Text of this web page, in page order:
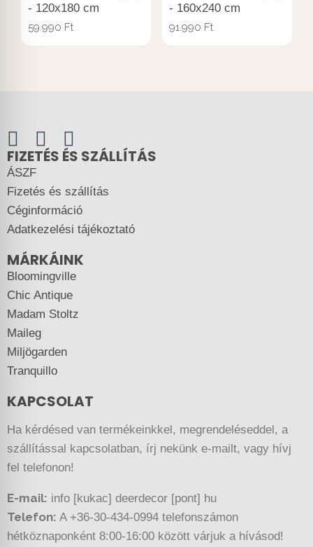
- 120x180 cm
59.990 Ft
- 160x240 cm
91.990 Ft
FIZETÉS ÉS SZÁLLÍTÁS
ÁSZF
Fizetés és szállítás
Céginformáció
Adatkezelési tájékoztató
MÁRKÁINK
Bloomingville
Chic Antique
Madam Stoltz
Maileg
Miljögarden
Tranquillo
KAPCSOLAT
Ha kérdésed van termékeinkkel, megrendeléseddel, a
szállítással kapcsolatban, írj nekünk e-mailt, vagy hívj
fel telefonon!
E-mail: info [kukac] deerdecor [pont] hu
Telefon: A +36-30-434-0994 telefonszámon
hétköznaponként 8:00-16:00 között várjuk a hívásod!